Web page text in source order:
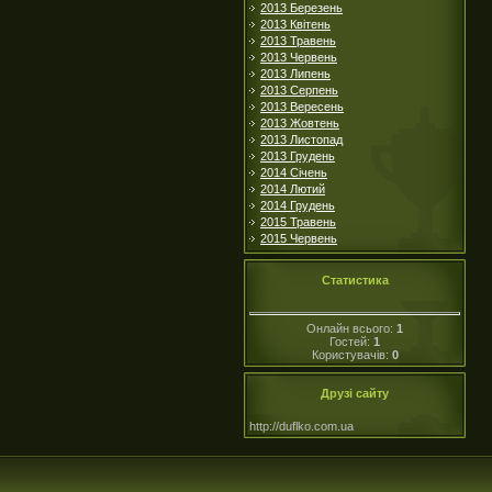
2013 Березень
2013 Квітень
2013 Травень
2013 Червень
2013 Липень
2013 Серпень
2013 Вересень
2013 Жовтень
2013 Листопад
2013 Грудень
2014 Січень
2014 Лютий
2014 Грудень
2015 Травень
2015 Червень
Статистика
Онлайн всього: 1
Гостей: 1
Користувачів: 0
Друзі сайту
http://duflko.com.ua